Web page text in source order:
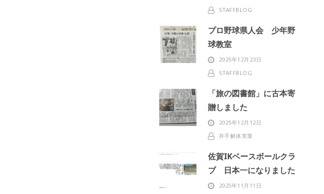
STAFFBLOG
プロ野球県人会 少年野
球教室
2025年12月23日
STAFFBLOG
「旅の図書館」に古本寄
贈しました
2025年12月12日
井手解体実業
佐賀IKベースボールクラ
ブ 日本一になりました
2025年11月11日